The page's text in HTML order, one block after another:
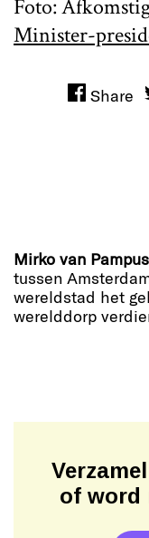
Foto:
Minister-
Share
Mirko van Pampus
tussen
wereldstad het
werelddorp
of word